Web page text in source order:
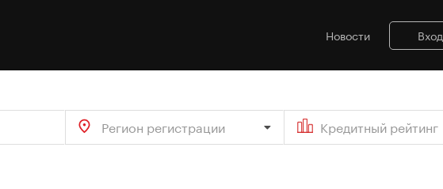
Новости Вход
Регион регистрации Кредитный рейтинг